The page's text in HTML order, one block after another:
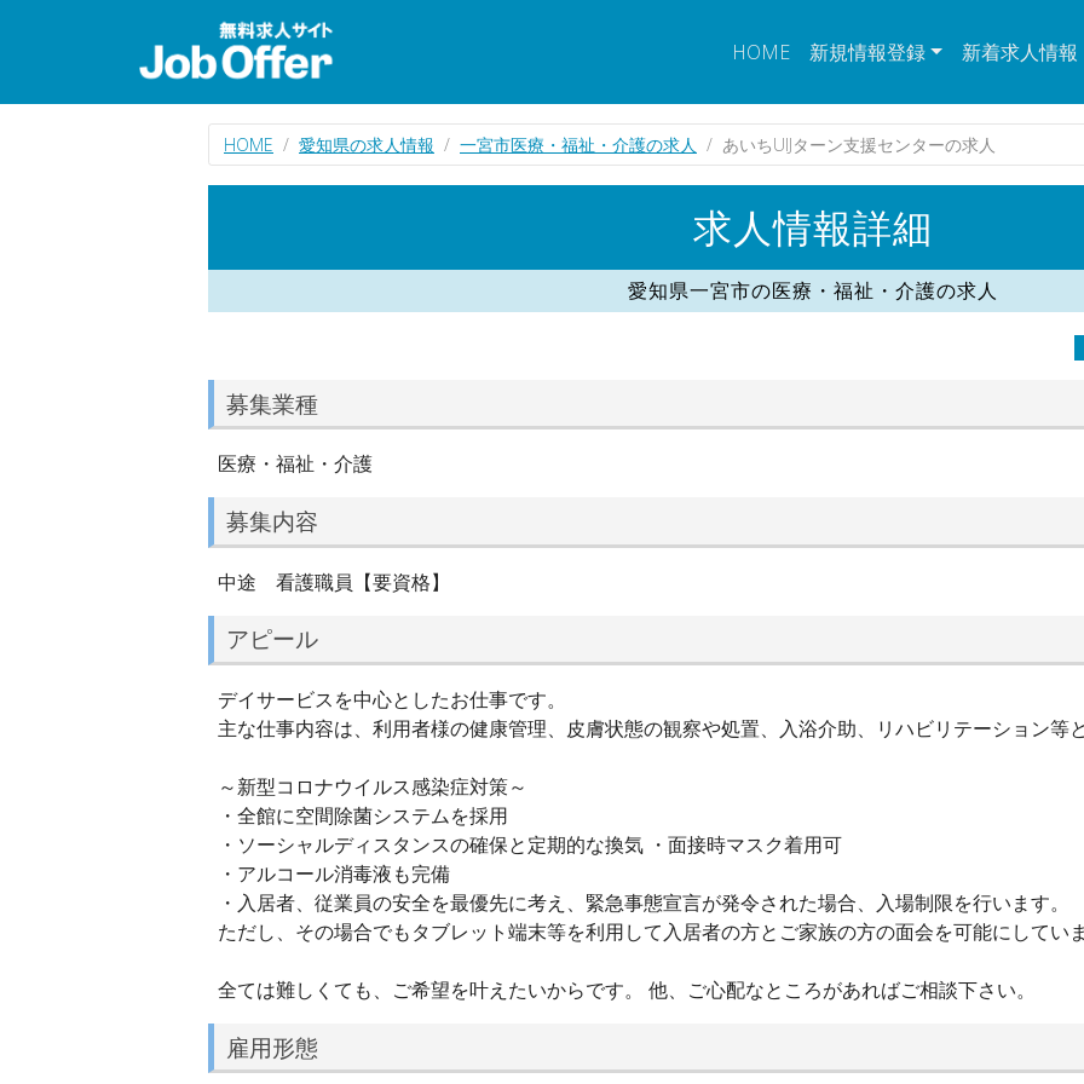
HOME 新規情報登録 新着求人情報
HOME 愛知県の求人情報 一宮市医療・福祉・介護の求人 あいちUIJターン支援センターの求人
求人情報詳細
愛知県一宮市の医療・福祉・介護の求人
募集業種
医療・福祉・介護
募集内容
中途 看護職員【要資格】
アピール
デイサービスを中心としたお仕事です。
主な仕事内容は、利用者様の健康管理、皮膚状態の観察や処置、入浴介助、リハビリテーション等と
～新型コロナウイルス感染症対策～
・全館に空間除菌システムを採用
・ソーシャルディスタンスの確保と定期的な換気 ・面接時マスク着用可
・アルコール消毒液も完備
・入居者、従業員の安全を最優先に考え、緊急事態宣言が発令された場合、入場制限を行います。
ただし、その場合でもタブレット端末等を利用して入居者の方とご家族の方の面会を可能にしていま
全ては難しくても、ご希望を叶えたいからです。 他、ご心配なところがあればご相談下さい。
雇用形態